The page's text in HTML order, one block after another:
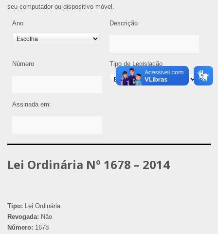
seu computador ou dispositivo móvel.
Ano Descrição
Número Tipo de Legislação
Assinada em:
Lei Ordinária Nº 1678 – 2014
Tipo: Lei Ordinária
Revogada: Não
Número: 1678